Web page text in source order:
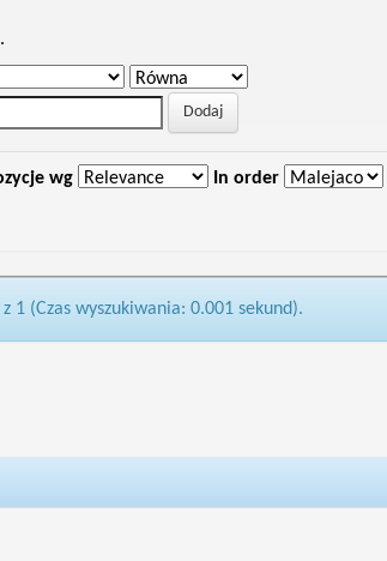
wg In order
1 (Czas wyszukiwania: 0.001 sekund).